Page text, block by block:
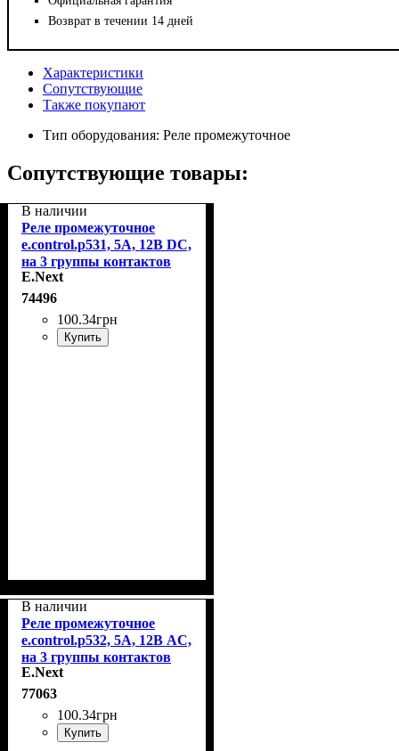
Возврат в течении 14 дней
Характеристики
Сопутствующие
Также покупают
Тип оборудования: Реле промежуточное
Сопутствующие товары:
В наличии
Реле промежуточное
e.control.p531, 5А, 12В DC,
на 3 группы контактов
E.Next i.my3.12dc
E.Next
74496
100.34грн
Купить
В наличии
Реле промежуточное
e.control.p532, 5А, 12В AC,
на 3 группы контактов
E.Next i.my3.12ac
E.Next
77063
100.34грн
Купить